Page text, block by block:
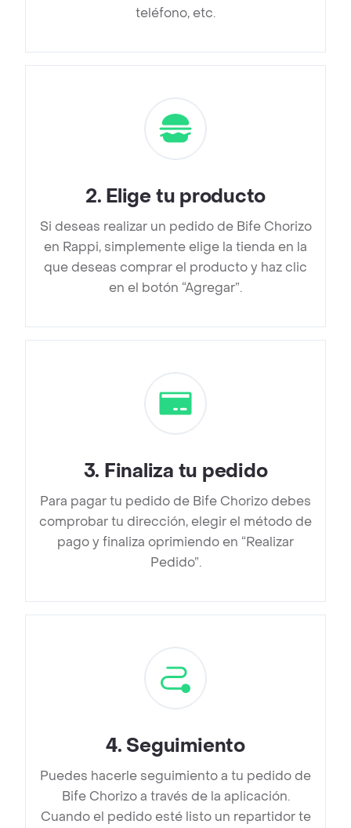
teléfono, etc.
2. Elige tu producto
Si deseas realizar un pedido de Bife Chorizo
en Rappi, simplemente elige la tienda en la
que deseas comprar el producto y haz clic
en el botón “Agregar”.
3. Finaliza tu pedido
Para pagar tu pedido de Bife Chorizo debes
comprobar tu dirección, elegir el método de
pago y finaliza oprimiendo en “Realizar
Pedido”.
4. Seguimiento
Puedes hacerle seguimiento a tu pedido de
Bife Chorizo a través de la aplicación.
Cuando el pedido esté listo un repartidor te